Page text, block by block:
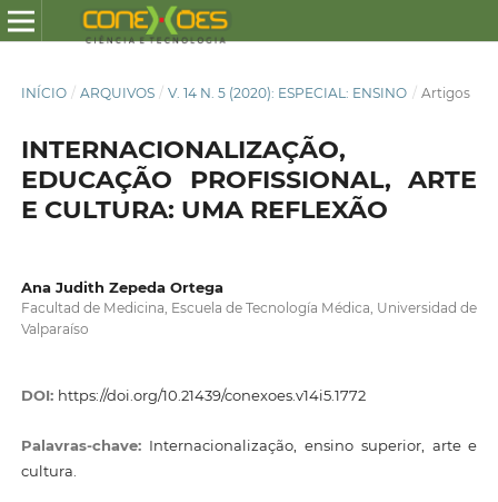
INÍCIO / ARQUIVOS / V. 14 N. 5 (2020): ESPECIAL: ENSINO / Artigos
INTERNACIONALIZAÇÃO,
EDUCAÇÃO PROFISSIONAL, ARTE
E CULTURA: UMA REFLEXÃO
Ana Judith Zepeda Ortega
Facultad de Medicina, Escuela de Tecnología Médica, Universidad de
Valparaíso
DOI: https://doi.org/10.21439/conexoes.v14i5.1772
Palavras-chave: Internacionalização, ensino superior, arte e
cultura.